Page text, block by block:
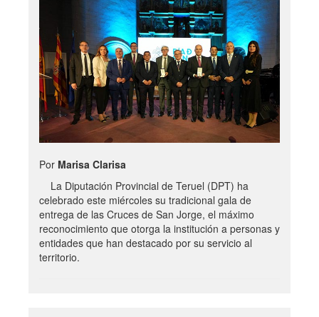
Por Marisa Clarisa
La Diputación Provincial de Teruel (DPT) ha
celebrado este miércoles su tradicional gala de
entrega de las Cruces de San Jorge, el máximo
reconocimiento que otorga la institución a personas y
entidades que han destacado por su servicio al
territorio.